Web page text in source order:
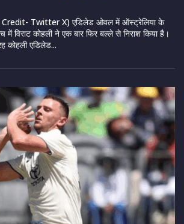
Twitter X) एडिलेड ओवल में ऑस्ट्रेलिया के
विराट कोहली ने एक बार फिर बल्ले से निराश किया है।
कोहली एडिलेड...